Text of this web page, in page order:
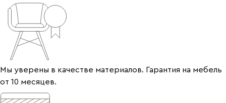
Мы уверены в качестве материалов. Гарантия на мебель
от 10 месяцев.